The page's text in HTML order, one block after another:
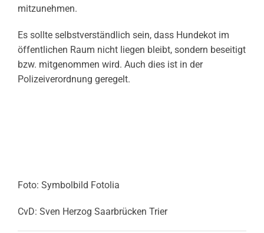
mitzunehmen.
Es sollte selbstverständlich sein, dass Hundekot im
öffentlichen Raum nicht liegen bleibt, sondern beseitigt
bzw. mitgenommen wird. Auch dies ist in der
Polizeiverordnung geregelt.
Foto: Symbolbild Fotolia
CvD: Sven Herzog Saarbrücken Trier